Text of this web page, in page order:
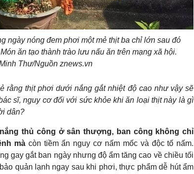
ngày nóng đem phơi một mẻ thịt ba chỉ lớn sau đó
ăn tạo thành trào lưu nấu ăn trên mạng xã hội.
Thư/Nguồn znews.vn
rằng thịt phơi dưới nắng gắt nhiệt độ cao như vậy sẽ
sĩ, nguy cơ đối với sức khỏe khi ăn loại thịt này là gì
dân?
thủ công ở sân thượng, ban công không chỉ
mà còn tiềm ẩn nguy cơ nấm mốc và độc tố nấm.
gay gắt ban ngày nhưng độ ẩm tăng cao về chiều tối
quản lạnh ngay sau khi phơi, thực phẩm dễ hút ẩm